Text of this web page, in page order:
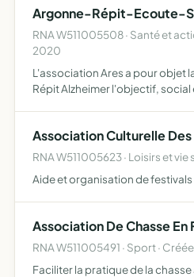
Argonne-Répit-Ecoute-
RNA W511005508 · Santé et
2020
L'association Ares a pour objet
Répit Alzheimer l'objectif,
Association Culturelle Des
RNA W511005623 · Loisirs et
Aide et organisation de
Association De Chasse
RNA W511005491 · Sport ·
Faciliter la pratique de la chasse